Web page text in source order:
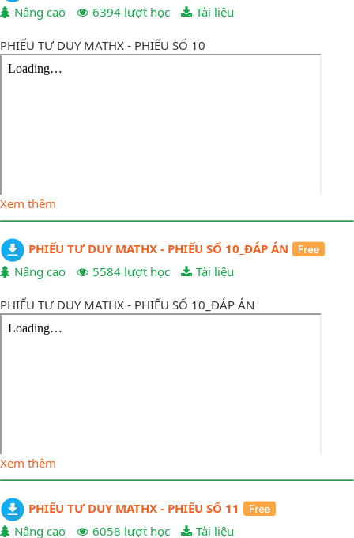
Nâng cao
6394 lượt học Tài liệu
PHIẾU TƯ DUY MATHX - PHIẾU SỐ 10
Xem thêm
PHIẾU TƯ DUY MATHX - PHIẾU SỐ 10_ĐÁP ÁN
Nâng cao
5584 lượt học Tài liệu
PHIẾU TƯ DUY MATHX - PHIẾU SỐ 10_ĐÁP ÁN
Xem thêm
PHIẾU TƯ DUY MATHX - PHIẾU SỐ 11
Nâng cao
6058 lượt học Tài liệu